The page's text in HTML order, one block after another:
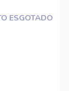
ESGOTADO